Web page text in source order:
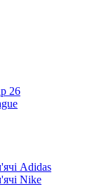
26
Adidas
Nike